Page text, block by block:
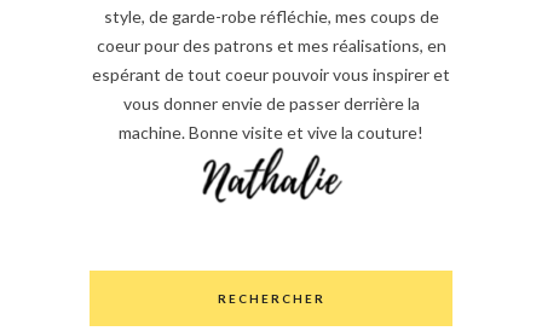
style, de garde-robe réfléchie, mes coups de
coeur pour des patrons et mes réalisations, en
espérant de tout coeur pouvoir vous inspirer et
vous donner envie de passer derrière la
machine. Bonne visite et vive la couture!
RECHERCHER